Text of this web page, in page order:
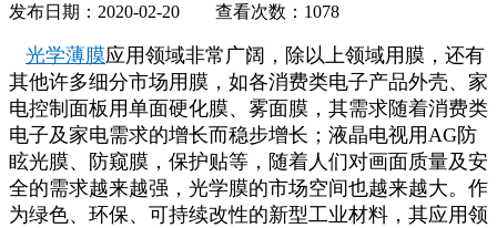
发布日期：2020-02-20 查看次数：1078
光学薄膜应用领域非常广阔，除以上领域用膜，还有
其他许多细分市场用膜，如各消费类电子产品外壳、家
电控制面板用单面硬化膜、雾面膜，其需求随着消费类
电子及家电需求的增长而稳步增长；液晶电视用AG防
眩光膜、防窥膜，保护贴等，随着人们对画面质量及安
全的需求越来越强，光学膜的市场空间也越来越大。作
为绿色、环保、可持续改性的新型工业材料，其应用领